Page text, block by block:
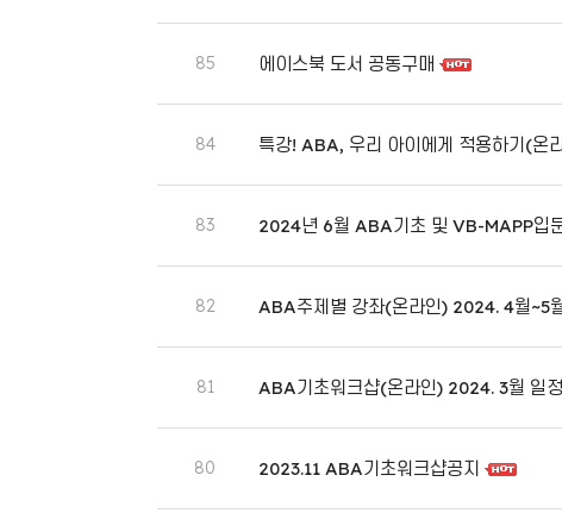
85 에이스북 도서 공동구매
84 특강! ABA, 우리 아이에게 적용하기(온
83 2024년 6월 ABA기초 및 VB-MAPP입
82 ABA주제별 강좌(온라인) 2024. 4월~5
81 ABA기초워크샵(온라인) 2024. 3월 일
80 2023.11 ABA기초워크샵공지